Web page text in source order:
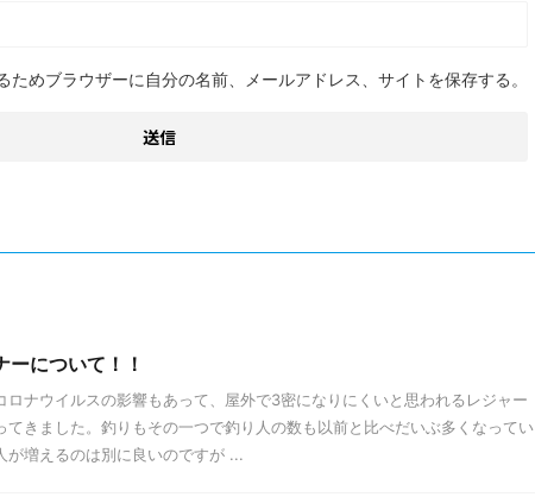
ためブラウザーに自分の名前、メールアドレス、サイトを保存する。
ーについて！！
ロナウイルスの影響もあって、屋外で3密になりにくいと思われるレジャー
てきました。釣りもその一つで釣り人の数も以前と比べだいぶ多くなってい
が増えるのは別に良いのですが ...